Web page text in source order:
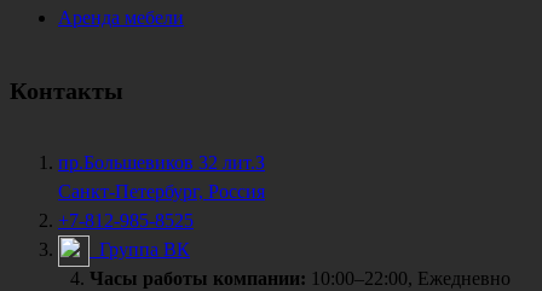
Аренда мебели
Контакты
пр.Большевиков 32 лит.З
Санкт-Петербург, Россия
+7-812-985-8525
Группа ВК
Часы работы компании: 10:00–22:00, Ежедневно